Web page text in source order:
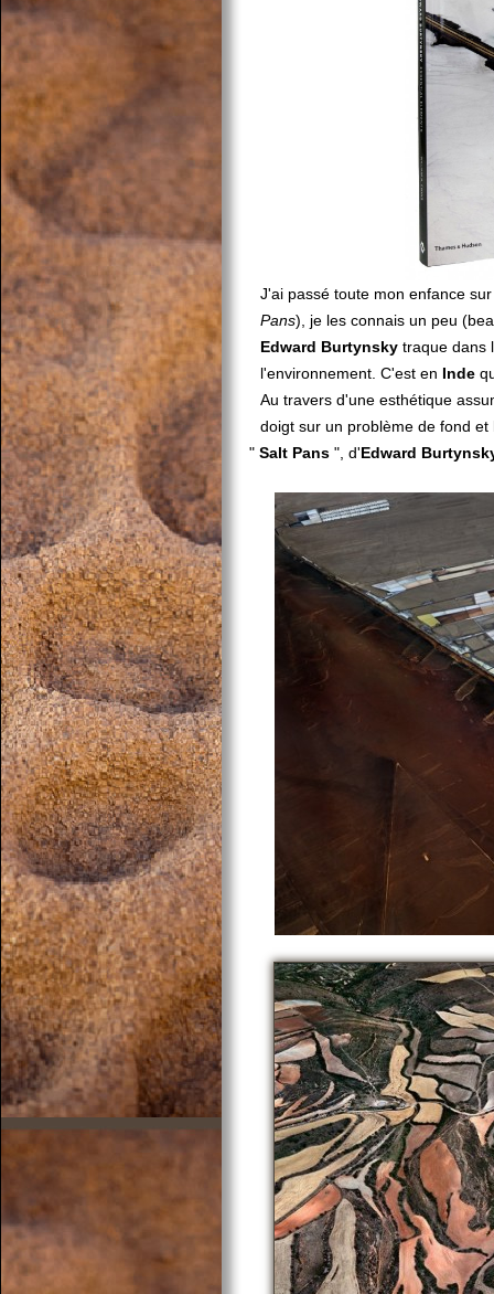
J'ai passé toute mon enfance
Pans), je les connais un peu
Edward Burtynsky traque dans
l'environnement. C'est en Inde
Au travers d'une esthétique
doigt sur un problème de fond
" Salt Pans ", d'Edward